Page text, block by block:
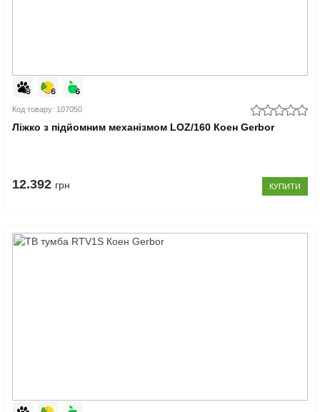
Код товару: 107050
Ліжко з підйомним механізмом LOZ/160 Коен Gerbor
12.392 грн КУПИТИ